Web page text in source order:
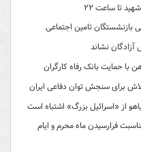
تا ساعت ۲۲
نشاند
حمایت‌ بانک رفاه کارگران
برای سنجش توان دفاعی ایران
از «اسرائیل بزرگ» اشتباه است
فرارسیدن ماه محرم و ایام